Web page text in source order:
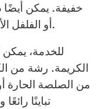
خفيفة. يمكن
أو الفلفل الأحمر المحمص في الحمص لمزيد من العمق.
للخدمة،
الكريمة. رشة من
من الصلصة الحارة